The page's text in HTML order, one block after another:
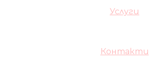
Услуги
Контакти